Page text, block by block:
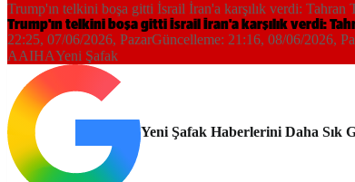
Trump'ın telkini boşa gitti İsrail İran'a karşılık verdi:
Trump'ın telkini boşa gitti İsrail İran'a karşılık verdi:
22:25, 07/06/2026, PazarGüncelleme: 21:16, 08/06/2026,
AAIHAYeni Şafak
Yeni Şafak Haberlerini Daha Sık